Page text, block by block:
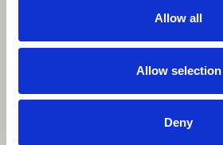
Allow all
Allow selection
Deny
compétences efficaces en matière
temps, car vous êtes responsable
, des